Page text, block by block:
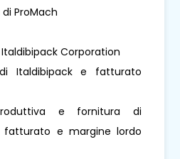
ProMach
Corporation
Italdibipack e fatturato
e fornitura di
fatturato e margine lordo